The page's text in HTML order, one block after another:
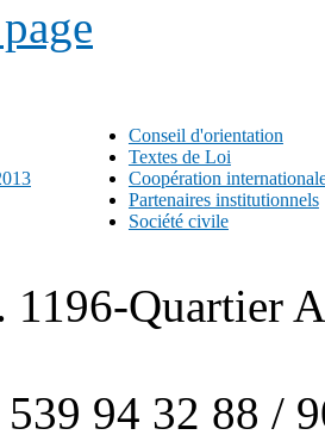
Conseil d'orientation
Textes de Loi
Coopération
Partenaires institutionnels
Société civile
1196-Quartier
94 32 88 /